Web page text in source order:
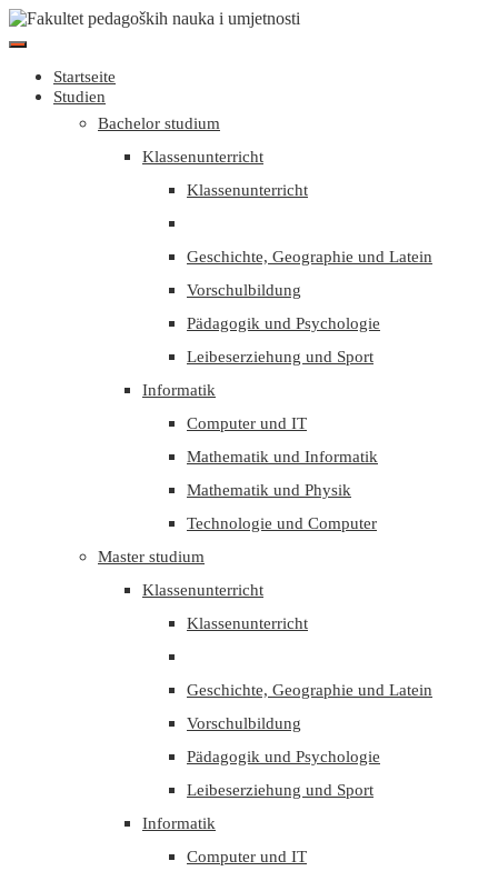
Startseite
Studien
Bachelor studium
Klassenunterricht
Klassenunterricht
Geschichte, Geographie und Latein
Vorschulbildung
Pädagogik und Psychologie
Leibeserziehung und Sport
Informatik
Computer und IT
Mathematik und Informatik
Mathematik und Physik
Technologie und Computer
Master studium
Klassenunterricht
Klassenunterricht
Geschichte, Geographie und Latein
Vorschulbildung
Pädagogik und Psychologie
Leibeserziehung und Sport
Informatik
Computer und IT